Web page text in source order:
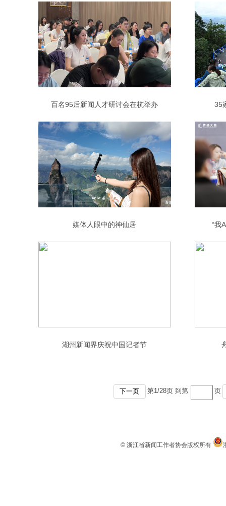
百名95后新闻人才研讨会在杭举办 35
媒体人眼中的神仙居 “我
湖州新闻界庆祝中国记者节
下一页 第1/28页 到第 页
© 浙江省新闻工作者协会版权所有